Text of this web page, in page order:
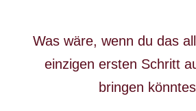
Was wäre, wenn du das
einzigen ersten Schritt
bringen